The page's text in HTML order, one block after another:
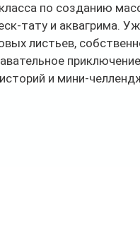
по созданию
тату и аквагрима.
листьев,
и мини-